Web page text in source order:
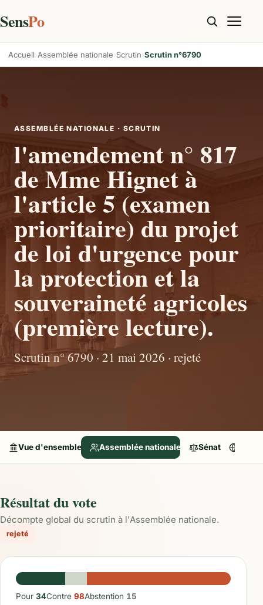
SensPo
Accueil Assemblée nationale Scrutin Scrutin n°6790
ASSEMBLÉE NATIONALE · SCRUTIN
l'amendement n° 817
de Mme Hignet à
l'article 5 (examen
prioritaire) du projet
de loi d'urgence pour
la protection et la
souveraineté agricoles
(première lecture).
Scrutin n° 6790 · 21 mai 2026 · rejeté
Vue d'ensemble Assemblée nationale Sénat
Résultat du vote
Décompte global du scrutin à l'Assemblée nationale.
rejeté
Pour 34Contre 98Abstention 15